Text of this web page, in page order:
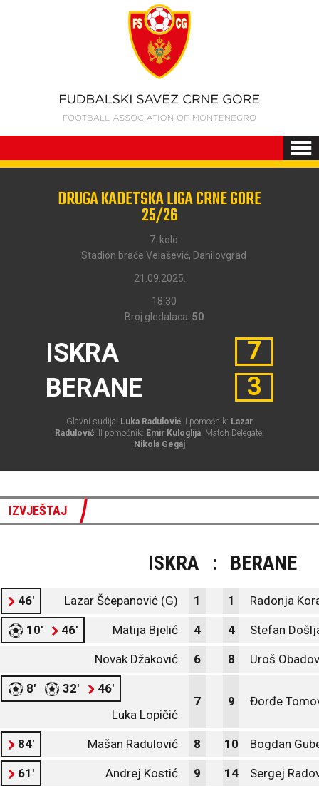
DRUGA KADETSKA LIGA CRNE GORE
25/26
7. kolo
Stadion braće Velašević, Danilovgrad
21.09.2025.
18:30
Broj gledalaca: 50
ISKRA
BERANE
7
3
Glavni sudija: Luka Radulović, I pomoćnik: Lazar
Radulović, II pomoćnik: Emir Kuloglija, Match Delegate:
Nikola Gegaj
IZVJEŠTAJ
ISKRA : BERANE
46' Lazar Šćepanović (G) 1 1 Radonja
10' 46' Matija Bjelić 4 4 Stefan
Novak Džaković 6 8 Uroš
8' 32'
46'
Luka Lopičić
7 9 Đorđe
84' Mašan Radulović 8 10 Bogdan
61' Andrej Kostić 9 14 Sergej